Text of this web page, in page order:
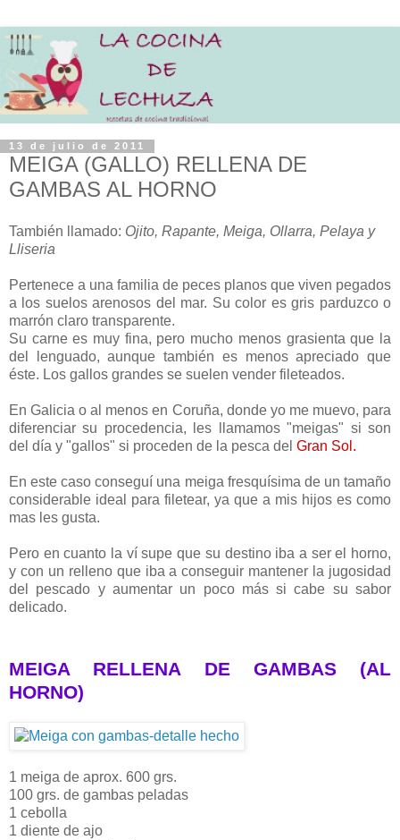
13 de julio de 2011
MEIGA (GALLO) RELLENA DE
GAMBAS AL HORNO
También llamado: Ojito, Rapante, Meiga, Ollarra, Pelaya y
Lliseria
Pertenece a una familia de peces planos que viven pegados
a los suelos arenosos del mar. Su color es gris parduzco o
marrón claro transparente.
Su carne es muy fina, pero mucho menos grasienta que la
del lenguado, aunque también es menos apreciado que
éste. Los gallos grandes se suelen vender fileteados.
En Galicia o al menos en Coruña, donde yo me muevo, para
diferenciar su procedencia, les llamamos "meigas" si son
del día y "gallos" si proceden de la pesca del Gran Sol.
En este caso conseguí una meiga fresquísima de un tamaño
considerable ideal para filetear, ya que a mis hijos es como
mas les gusta.
Pero en cuanto la ví supe que su destino iba a ser el horno,
y con un relleno que iba a conseguir mantener la jugosidad
del pescado y aumentar un poco más si cabe su sabor
delicado.
MEIGA RELLENA DE GAMBAS (AL
HORNO)
1 meiga de aprox. 600 grs.
100 grs. de gambas peladas
1 cebolla
1 diente de ajo